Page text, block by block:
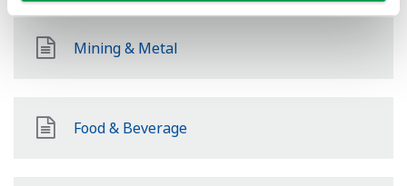
Mining & Metal
Food & Beverage